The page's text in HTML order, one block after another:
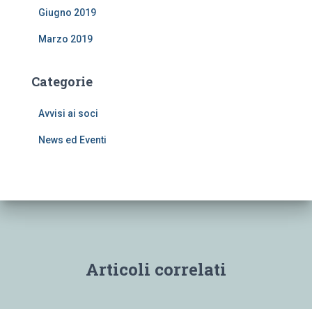
Giugno 2019
Marzo 2019
Categorie
Avvisi ai soci
News ed Eventi
Articoli correlati